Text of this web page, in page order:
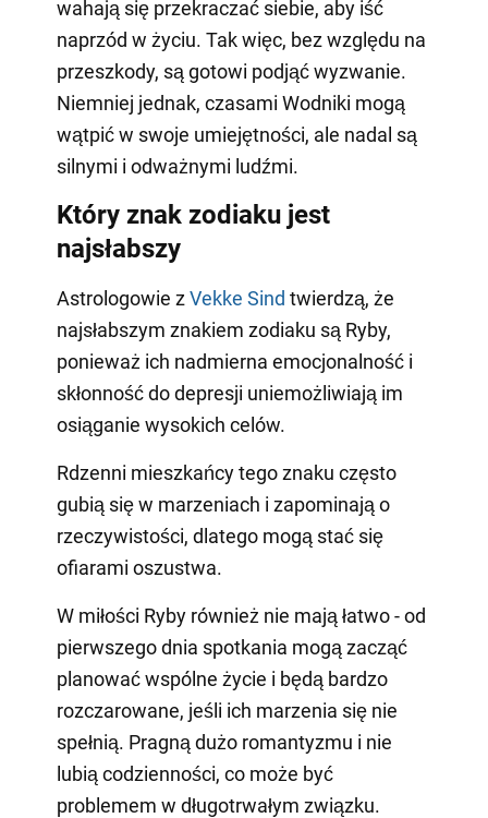
wahają się przekraczać siebie, aby iść
naprzód w życiu. Tak więc, bez względu na
przeszkody, są gotowi podjąć wyzwanie.
Niemniej jednak, czasami Wodniki mogą
wątpić w swoje umiejętności, ale nadal są
silnymi i odważnymi ludźmi.
Który znak zodiaku jest
najsłabszy
Astrologowie zVekke Sind twierdzą, że
najsłabszym znakiem zodiaku są Ryby,
ponieważ ich nadmierna emocjonalność i
skłonność do depresji uniemożliwiają im
osiąganie wysokich celów.
Rdzenni mieszkańcy tego znaku często
gubią się w marzeniach i zapominają o
rzeczywistości, dlatego mogą stać się
ofiarami oszustwa.
W miłości Ryby również nie mają łatwo - od
pierwszego dnia spotkania mogą zacząć
planować wspólne życie i będą bardzo
rozczarowane, jeśli ich marzenia się nie
spełnią. Pragną dużo romantyzmu i nie
lubią codzienności, co może być
problemem w długotrwałym związku.